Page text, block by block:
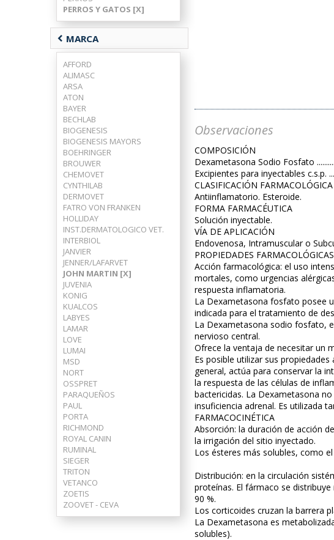
PERROS Y GATOS [X]
chevron_left MARCA
AFFORD
ALIMASC
ARSA
ATON
BAYER
BECHLAB
BIOGENESIS
BIOGENESIS MAYORS
BOEHRINGER
BROUWER
CHEMOVET
CYNTHILAB
DERMOVET
FATRO VON FRANKEN
HOLLIDAY
INST.DERMATOLOGICO VET.
INTERBIOL
JANVIER
JENNER/LAFARVET
JOHN MARTIN [X]
JUVENIA
KONIG
KUALCOS
LABYES
LAMAR
LOVE
LUMAI
MSD
NORT
OSSPRET
PARAQUEÑOS
PAUL
PORTA
RICHMOND
ROYAL CANIN
RUMINAL
SIEGER
TRITON
VETANCO
ZOETIS
ZOOVET - CEVA
Observaciones
COMPOSICIÓN
Dexametasona Sodio Fosfato
Excipientes para inyectables c.s.p.
CLASIFICACIÓN FARMACOLÓGICA
Antiinflamatorio. Esteroide.
FORMA FARMACÉUTICA
Solución inyectable.
VÍA DE APLICACIÓN
Endovenosa, Intramuscular o
PROPIEDADES
Acción farmacológica: el uso
mortales, como urgencias
respuesta inflamatoria.
La Dexametasona fosfato posee
indicada para el tratamiento de
La Dexametasona sodio fosfato,
nervioso central.
Ofrece la ventaja de necesitar un
Es posible utilizar sus
general, actúa para conservar la
la respuesta de las células de
bactericidas. La Dexametasona
insuficiencia adrenal. Es utilizada
FARMACOCINÉTICA
Absorción: la duración de acción
la irrigación del sitio inyectado.
Los ésteres más solubles, como
Distribución: en la circulación
proteínas. El fármaco se
90 %.
Los corticoides cruzan la barrera
La Dexametasona es
solubles).